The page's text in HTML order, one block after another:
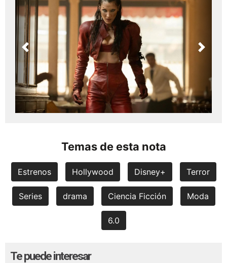
Previous Next
Temas de esta nota
Estrenos Hollywood Disney+ Terror
Series drama Ciencia Ficción Moda
6.0
Te puede interesar